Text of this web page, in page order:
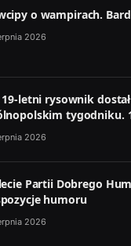
o wampirach.
2026
19-letni rysownik
tygodniku.
2026
Partii Dobrego
humoru
2026